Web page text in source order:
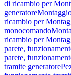
di ricambio per
generatore
ricambio per
monocomando
ricambio per
parete,
parete,
tramite generatore